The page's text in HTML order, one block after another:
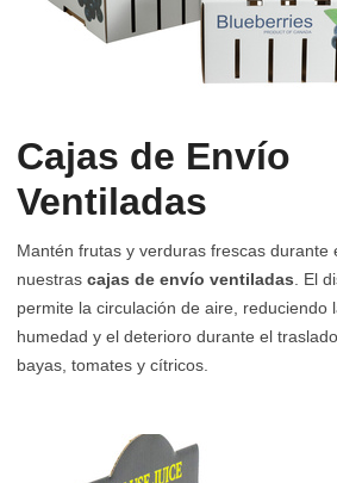
Cajas de Envío
Ventiladas
Mantén frutas y verduras frescas durante
nuestrascajas de envío ventiladas . El
permite la circulación de aire, reduciendo
humedad y el deterioro durante el
bayas, tomates y cítricos.